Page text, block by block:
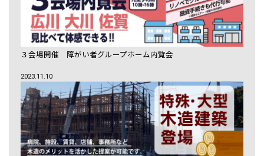
３会場開催 障がい者グループホーム内覧会
2023.11.10